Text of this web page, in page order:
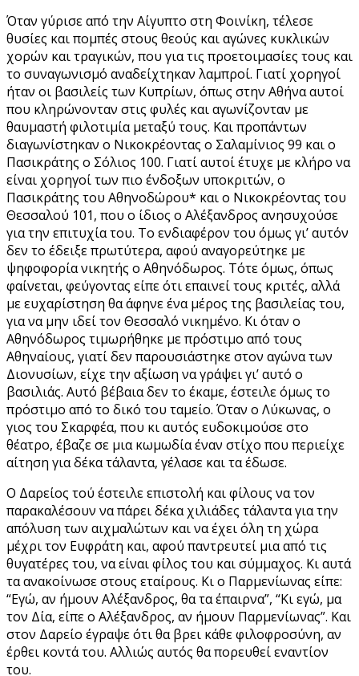
Όταν γύρισε από την Αίγυπτο στη Φοινίκη, τέλεσε
θυσίες και πομπές στους θεούς και αγώνες κυκλικών
χορών και τραγικών, που για τις προετοιμασίες τους και
το συναγωνισμό αναδείχτηκαν λαμπροί. Γιατί χορηγοί
ήταν οι βασιλείς των Κυπρίων, όπως στην Αθήνα αυτοί
που κληρώνονταν στις φυλές και αγωνίζονταν με
θαυμαστή φιλοτιμία μεταξύ τους. Και προπάντων
διαγωνίστηκαν ο Νικοκρέοντας ο Σαλαμίνιος 99 και ο
Πασικράτης ο Σόλιος 100. Γιατί αυτοί έτυχε με κλήρο να
είναι χορηγοί των πιο ένδοξων υποκριτών, ο
Πασικράτης του Αθηνοδώρου* και ο Νικοκρέοντας του
Θεσσαλού 101, που ο ίδιος ο Αλέξανδρος ανησυχούσε
για την επιτυχία του. Το ενδιαφέρον του όμως γι’ αυτόν
δεν το έδειξε πρωτύτερα, αφού αναγορεύτηκε με
ψηφοφορία νικητής ο Αθηνόδωρος. Τότε όμως, όπως
φαίνεται, φεύγοντας είπε ότι επαινεί τους κριτές, αλλά
με ευχαρίστηση θα άφηνε ένα μέρος της βασιλείας του,
για να μην ιδεί τον Θεσσαλό νικημένο. Κι όταν ο
Αθηνόδωρος τιμωρήθηκε με πρόστιμο από τους
Αθηναίους, γιατί δεν παρουσιάστηκε στον αγώνα των
Διονυσίων, είχε την αξίωση να γράψει γι’ αυτό ο
βασιλιάς. Αυτό βέβαια δεν το έκαμε, έστειλε όμως το
πρόστιμο από το δικό του ταμείο. Όταν ο Λύκωνας, ο
γιος του Σκαρφέα, που κι αυτός ευδοκιμούσε στο
θέατρο, έβαζε σε μια κωμωδία έναν στίχο που περιείχε
αίτηση για δέκα τάλαντα, γέλασε και τα έδωσε.
Ο Δαρείος τού έστειλε επιστολή και φίλους να τον
παρακαλέσουν να πάρει δέκα χιλιάδες τάλαντα για την
απόλυση των αιχμαλώτων και να έχει όλη τη χώρα
μέχρι τον Ευφράτη και, αφού παντρευτεί μια από τις
θυγατέρες του, να είναι φίλος του και σύμμαχος. Κι αυτά
τα ανακοίνωσε στους εταίρους. Κι ο Παρμενίωνας είπε:
“Εγώ, αν ήμουν Αλέξανδρος, θα τα έπαιρνα”, “Κι εγώ, μα
τον Δία, είπε ο Αλέξανδρος, αν ήμουν Παρμενίωνας”. Και
στον Δαρείο έγραψε ότι θα βρει κάθε φιλοφροσύνη, αν
έρθει κοντά του. Αλλιώς αυτός θα πορευθεί εναντίον
του.